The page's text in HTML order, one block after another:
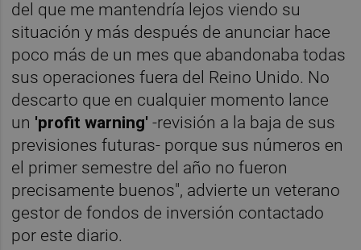
del que me mantendría lejos viendo su
situación y más después de anunciar hace
poco más de un mes que abandonaba todas
sus operaciones fuera del Reino Unido. No
descarto que en cualquier momento lance
un 'profit warning' -revisión a la baja de sus
previsiones futuras- porque sus números en
el primer semestre del año no fueron
precisamente buenos", advierte un veterano
gestor de fondos de inversión contactado
por este diario.